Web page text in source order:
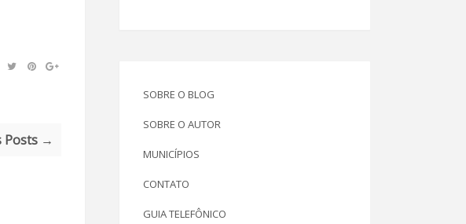
Posts →
SOBRE O BLOG
SOBRE O AUTOR
MUNICÍPIOS
CONTATO
GUIA TELEFÔNICO